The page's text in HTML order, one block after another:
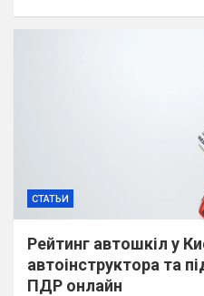
СТАТЬИ
Рейтинг автошкіл у
автоінструктора та
ПДР онлайн